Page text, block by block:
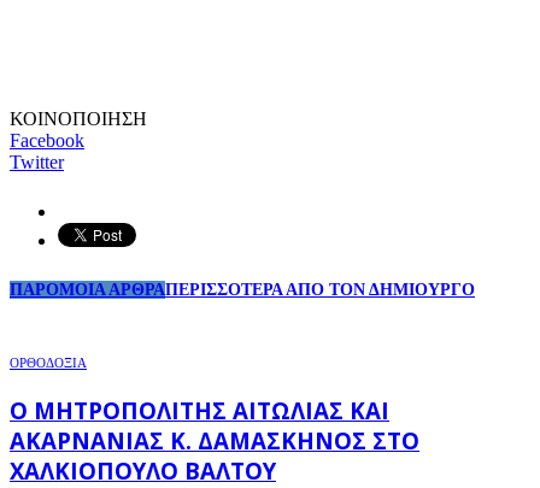
ΚΟΙΝΟΠΟΙΗΣΗ
Facebook
Twitter
ΠΑΡΟΜΟΙΑ ΑΡΘΡΑΠΕΡΙΣΣΟΤΕΡΑ ΑΠΟ ΤΟΝ ΔΗΜΙΟΥΡΓΟ
ΟΡΘΟΔΟΞΙΑ
Ο ΜΗΤΡΟΠΟΛΊΤΗΣ ΑΙΤΩΛΊΑΣ ΚΑΙ
ΑΚΑΡΝΑΝΊΑΣ Κ. ΔΑΜΑΣΚΗΝΌΣ ΣΤΟ
ΧΑΛΚΙΌΠΟΥΛΟ ΒΆΛΤΟΥ